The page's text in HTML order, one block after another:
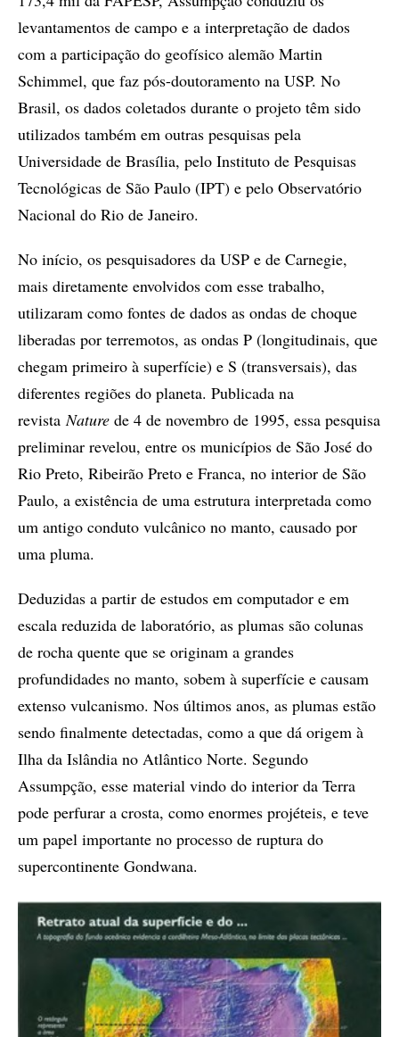
levantamentos de campo e a interpretação de dados
com a participação do geofísico alemão Martin
Schimmel, que faz pós-doutoramento na USP. No
Brasil, os dados coletados durante o projeto têm sido
utilizados também em outras pesquisas pela
Universidade de Brasília, pelo Instituto de Pesquisas
Tecnológicas de São Paulo (IPT) e pelo Observatório
Nacional do Rio de Janeiro.
No início, os pesquisadores da USP e de Carnegie,
mais diretamente envolvidos com esse trabalho,
utilizaram como fontes de dados as ondas de choque
liberadas por terremotos, as ondas P (longitudinais, que
chegam primeiro à superfície) e S (transversais), das
diferentes regiões do planeta. Publicada na
revistaNature de 4 de novembro de 1995, essa pesquisa
preliminar revelou, entre os municípios de São José do
Rio Preto, Ribeirão Preto e Franca, no interior de São
Paulo, a existência de uma estrutura interpretada como
um antigo conduto vulcânico no manto, causado por
uma pluma.
Deduzidas a partir de estudos em computador e em
escala reduzida de laboratório, as plumas são colunas
de rocha quente que se originam a grandes
profundidades no manto, sobem à superfície e causam
extenso vulcanismo. Nos últimos anos, as plumas estão
sendo finalmente detectadas, como a que dá origem à
Ilha da Islândia no Atlântico Norte. Segundo
Assumpção, esse material vindo do interior da Terra
pode perfurar a crosta, como enormes projéteis, e teve
um papel importante no processo de ruptura do
supercontinente Gondwana.